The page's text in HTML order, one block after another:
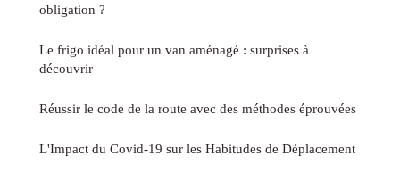
obligation ?
Le frigo idéal pour un van aménagé : surprises à
découvrir
Réussir le code de la route avec des méthodes éprouvées
L'Impact du Covid-19 sur les Habitudes de Déplacement